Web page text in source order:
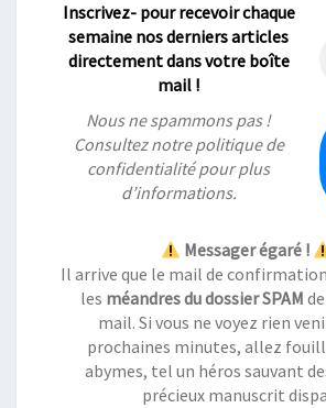
Inscrivez- pour recevoir chaque
semaine nos derniers articles
directement dans votre boîte
mail !
Nous ne spammons pas !
Consultez notrepolitique de
confidentialitépour plus
d’informations.
Messager égaré !
Il arrive que le mail de
les méandres du dossier SPAM
mail. Si vous ne voyez rien
prochaines minutes, allez
abymes, tel un héros sauvant
précieux manuscrit